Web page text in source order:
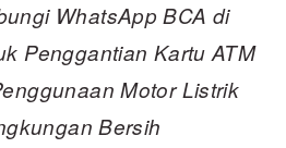
WhatsApp BCA di
Penggantian Kartu ATM
Motor Listrik
Bersih